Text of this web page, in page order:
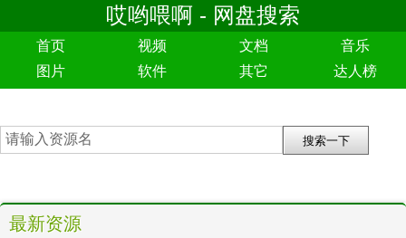
哎哟喂啊 - 网盘搜索
首页 视频 文档
音乐
图片
软件 其它 达人榜
最新资源